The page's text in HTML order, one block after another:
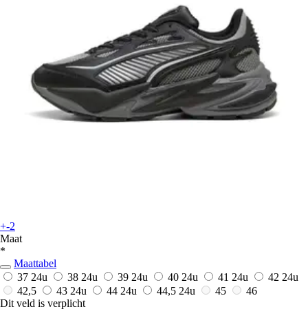
+-2
Maat
*
Maattabel
37 24u 38 24u 39 24u 40 24u 41 24u 42 24u
42,5
43 24u 44 24u 44,5 24u 45
46
Dit veld is verplicht